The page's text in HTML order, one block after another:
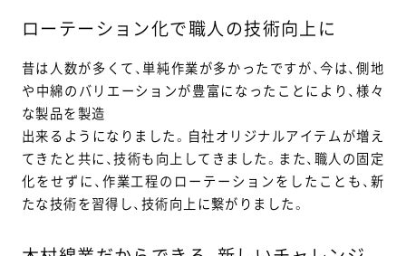
ローテーション化で職人の技術向上に
昔は人数が多くて、単純作業が多かったですが、今は、側地
や中綿のバリエーションが豊富になったことにより、様々
な製品を製造
出来るようになりました。自社オリジナルアイテムが増え
てきたと共に、技術も向上してきました。また、職人の固定
化をせずに、作業工程のローテーションをしたことも、新
たな技術を習得し、技術向上に繋がりました。